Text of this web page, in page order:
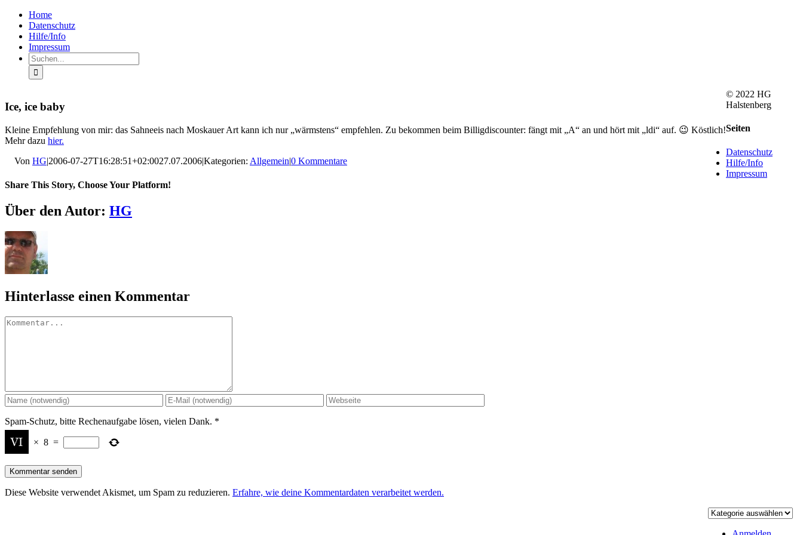
Zum
Inhalt
springen
FacebookHome
Datenschutz
Hilfe/Info
Impressum
Suche
nach:
Ice, ice baby
Kleine Empfehlung von mir: das Sahneeis nach Moskauer Art kann ich nur „wärmstens“ empfehlen. Zu bekommen beim Billigdiscounter: fängt mit „A“ an und hört mit „ldi“ auf. 😉 Köstlich!
Mehr dazu hier.
Von HG|2006-07-27T16:28:51+02:0027.07.2006|Kategorien: Allgemein|0 Kommentare
Share This Story, Choose Your Platform!
Facebook
X
LinkedIn
Pinterest
E-
Mail
Über den Autor: HG
Hinterlasse einen Kommentar
Kommentar
Spam-Schutz, bitte Rechenaufgabe lösen, vielen Dank. *
× 8 =
Diese Website verwendet Akismet, um Spam zu reduzieren. Erfahre, wie deine Kommentardaten verarbeitet werden.
© 2022 HG
Halstenberg
Toggle
Bar
Area
Seiten
Datenschutz
Hilfe/Info
Impressum